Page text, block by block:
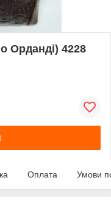
Орданді) 4228
Оплата Умови